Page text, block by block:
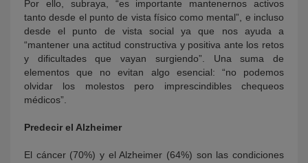
Por ello, subraya, “es importante mantenernos activos
tanto desde el punto de vista físico como mental”, e incluso
desde el punto de vista social ya que nos ayuda a
“mantener una actitud constructiva y positiva ante los retos
y dificultades que vayan surgiendo”. Una suma de
elementos que no evitan algo esencial: “no podemos
olvidar los molestos pero imprescindibles chequeos
médicos”.
Predecir el Alzheimer
El cáncer (70%) y el Alzheimer (64%) son las condiciones